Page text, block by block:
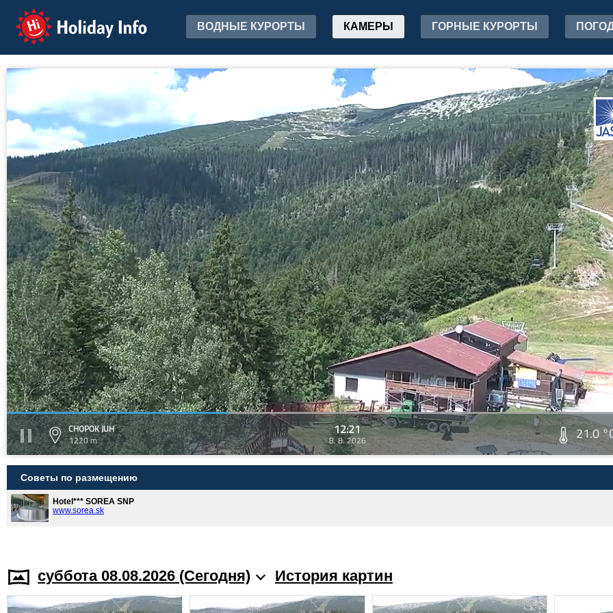
Holiday Info ВОДНЫЕ КУРОРТЫ КАМЕРЫ ГОРНЫЕ КУРОРТЫ
CHOPOK JUH
1220 m
12:21
8. 8. 2026 21.0
Советы по размещению
Hotel*** SOREA SNP
www.sorea.sk
суббота 08.08.2026 (Cегодня) История картин